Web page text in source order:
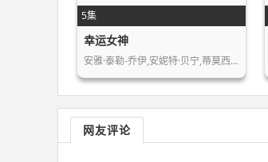
5集
幸运女神
安雅·泰勒-乔伊,安妮特·贝宁,蒂莫西…
网友评论